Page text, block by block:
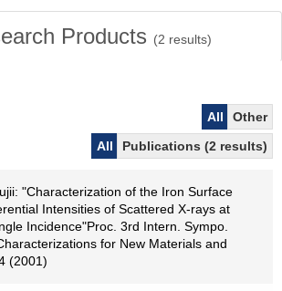
Products (2 results)
All
Other
All
Publications (2 results)
"Characterization of the Iron Surface
Intensities of Scattered X-rays at
Incidence"Proc. 3rd Intern. Sympo.
for New Materials and
(2001)